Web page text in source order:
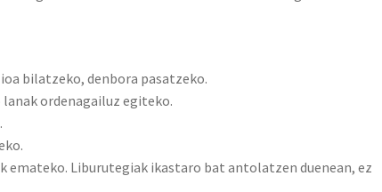
bilatzeko, denbora pasatzeko.
ordenagailuz egiteko.
Liburutegiak ikastaro bat antolatzen duenean, ez